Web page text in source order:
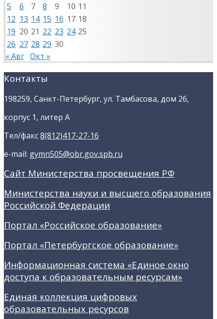
5
6 7 8 9 10 11
12 13 14 15 16 17 18
19 20 21 22 23 24 25
26 27 28 29 30
« Авг Окт »
Контакты
198259, Санкт-Петербург, ул. Тамбасова, дом 26,
корпус 1, литер А
Тел/факс8(812)417-27-16
e-mail: gymn505@obr.gov.spb.ru
Сайт Министерства просвещения РФ
Министерства науки и высшего образования
Российской Федерации
Портал «Российское образование»
Портал «Петербургское образование»
Информационная система «Единое окно
доступа к образовательным ресурсам»
Единая коллекция цифровых
образовательных ресурсов